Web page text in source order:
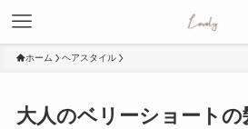
ホーム ヘアスタイル
大人のベリーショートの